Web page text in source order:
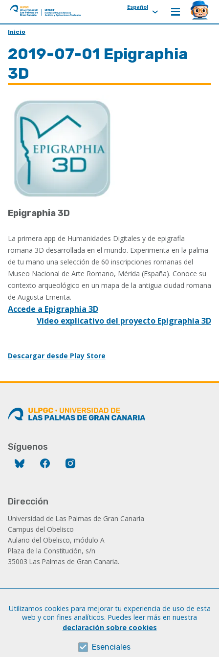
ULPGC
Ir
inicio
de
IATEXT
Español
Inicio
2019-07-01 Epigraphia
3D
Epigraphia 3D
La primera app de Humanidades Digitales y de epigrafía
romana 3D desarrollada en el mundo. Experimenta en la palma
de tu mano una selección de 60 inscripciones romanas del
Museo Nacional de Arte Romano, Mérida (España). Conoce su
contexto arqueológico en un mapa de la antigua ciudad romana
de Augusta Emerita.
Accede a Epigraphia 3D
Vídeo explicativo del proyecto Epigraphia 3D
Descargar desde Play Store
Síguenos
Bluesky Facebook
Dirección
Universidad de Las Palmas de Gran Canaria
Campus del Obelisco
Aulario del Obelisco, módulo A
Plaza de la Constitución, s/n
35003 Las Palmas de Gran Canaria.
Tfno.: +34 928 452 771 / 452 787
Fax: +34 928 451 701
Utilizamos cookies para mejorar tu experiencia de uso de esta
web y con fines analíticos. Puedes leer más en nuestra
declaración sobre cookies
Esenciales